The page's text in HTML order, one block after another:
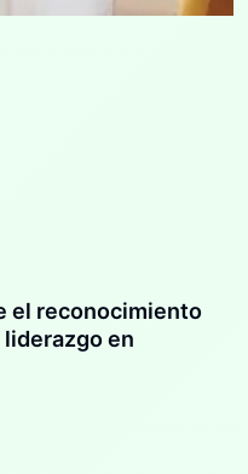
el reconocimiento
liderazgo en